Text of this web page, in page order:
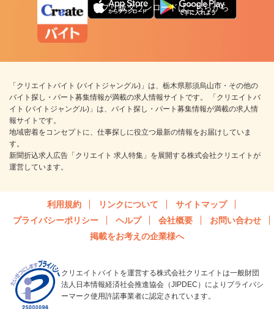
アプリ版ダウンロードはこちらから
「クリエイトバイト (バイトジャングル)」は、栃木県那須烏山市・その他の
バイト探し・パート募集情報が満載の求人情報サイトです。 「クリエイトバ
イト (バイトジャングル)」は、バイト探し・パート募集情報が満載の求人情
報サイトです。
地域密着をコンセプトに、仕事探しに役立つ最新の情報をお届けしていま
す。
新聞折込求人広告「クリエイト 求人特集」を展開する株式会社クリエイトが
運営しています。
利用規約 リンクについて
サイトマップ
プライバシーポリシー
ヘルプ 会社概要
お問い合わせ
掲載をお考えの企業様へ
クリエイトバイトを運営する株式会社クリエイトは一般財団
法人日本情報経済社会推進協会（JIPDEC）によりプライバシ
ーマーク使用許諾事業者に認定されています。